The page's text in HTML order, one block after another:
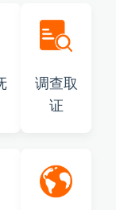
调查取
证